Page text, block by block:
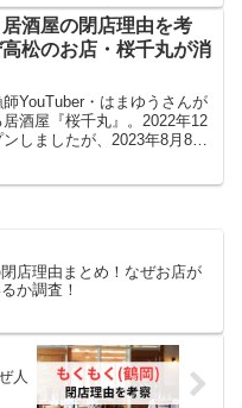
てしまったの？」 「かにわ
店舗が閉店...
酒屋の閉店理由を考
松のお店・桜千丸が消
YouTuber・はまゆうさんが
酒屋『桜千丸』。2022年12
ンしましたが、2023年8月8日
店理由まとめ！なぜお店が
か調査！
人